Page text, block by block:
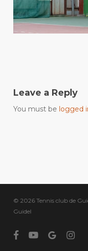
Leave a Reply
You must be logged
© 2026 Tennis club de
Guidel